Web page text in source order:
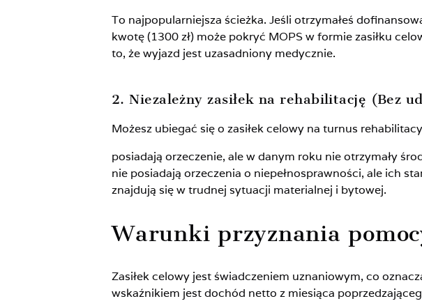
To najpopularniejsza ścieżka. Jeśli otrzymałeś
kwotę (1300 zł) może pokryć MOPS w formie zasiłku
to, że wyjazd jest uzasadniony medycznie.
2. Niezależny zasiłek na rehabilitację (Bez
Możesz ubiegać się o zasiłek celowy na turnus
posiadają orzeczenie, ale w danym roku nie otrzymały
nie posiadają orzeczenia o niepełnosprawności, ale ich
znajdują się w trudnej sytuacji materialnej i bytowej.
Warunki przyznania
Zasiłek celowy jest świadczeniem uznaniowym, co
wskaźnikiem jest dochód netto z miesiąca